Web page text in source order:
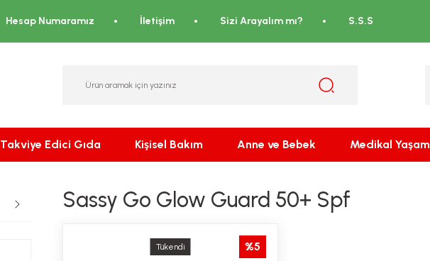
Hesap Numaramız İletişim Sizi Arayalım mı? S.S.S
Takviye Edici Gıda Kişisel Bakım Anne ve Bebek Medikal Yaşam
Sassy Go Glow Guard 50+ Spf
Tükendi
%5